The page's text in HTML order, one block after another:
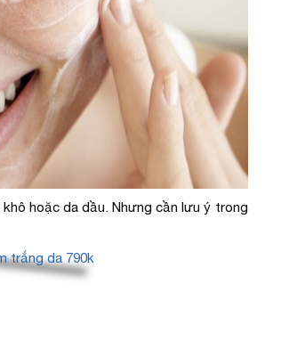
hoặc da dầu. Nhưng cần lưu ý trong